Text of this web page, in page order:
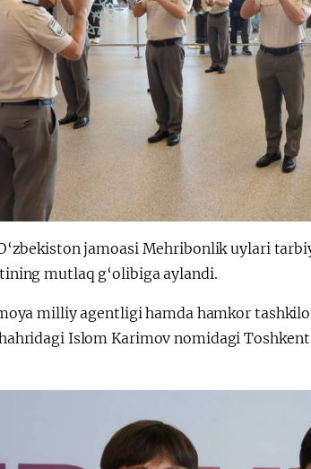
jamoasi Mehribonlik uylari
mutlaq g‘olibiga aylandi.
milliy agentligi hamda hamkor
Islom Karimov nomidagi